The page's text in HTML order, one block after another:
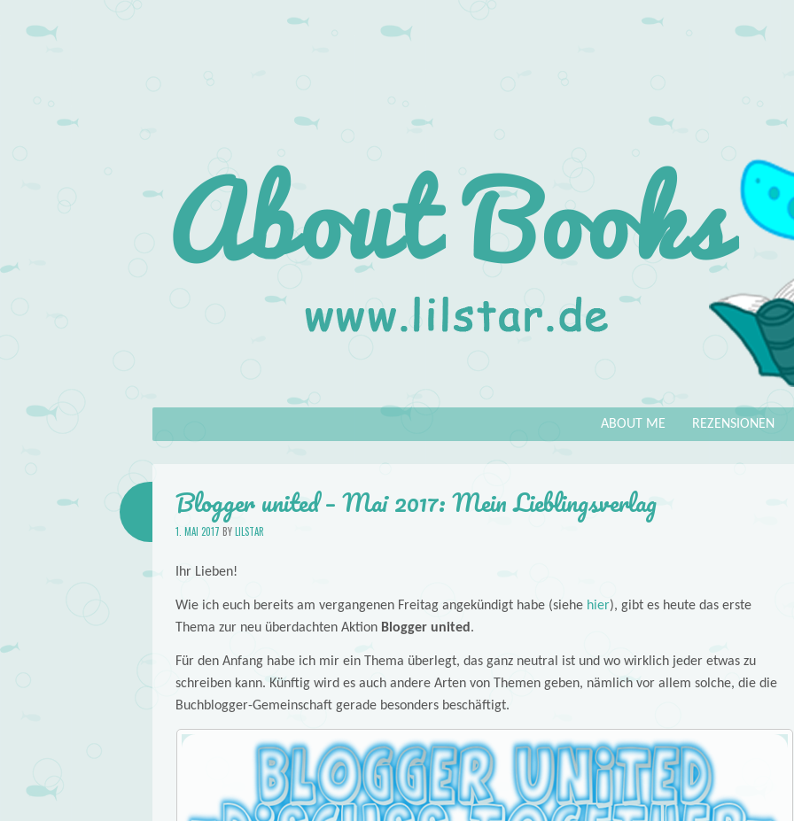
About
Books
Menu REZENSIONEN
ABOUT ME
Blogger united – Mai 2017: Mein Lieblingsverlag
1. MAI 2017 BYLILSTAR
Ihr Lieben!
Wie ich euch bereits am vergangenen Freitag angekündigt habe (siehe hier), gibt es heute das erste
Thema zur neu überdachten Aktion Blogger united.
Für den Anfang habe ich mir ein Thema überlegt, das ganz neutral ist und wo wirklich jeder etwas zu
schreiben kann. Künftig wird es auch andere Arten von Themen geben, nämlich vor allem solche, die die
Buchblogger-Gemeinschaft gerade besonders beschäftigt.